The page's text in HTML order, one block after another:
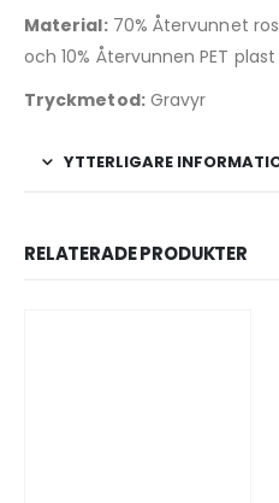
Material:70% Återvunnet
och 10% Återvunnen PET
Tryckmetod:Gravyr
YTTERLIGARE
RELATERADE PRODUKTER